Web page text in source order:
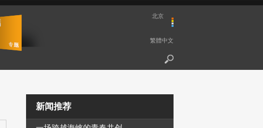
北京
繁體中文
新闻推荐